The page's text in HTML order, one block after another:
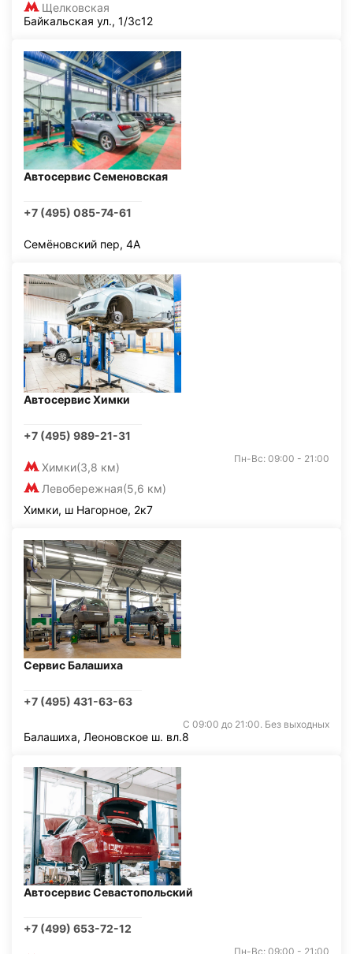
Щелковская
Байкальская ул., 1/3с12
Автосервис Семеновская
+7 (495) 085-74-61
Семёновский пер, 4А
Автосервис Химки
+7 (495) 989-21-31
Химки(3,8 км)
Левобережная(5,6 км)
Пн-Вс: 09:00 - 21:00
Химки, ш Нагорное, 2к7
Сервис Балашиха
+7 (495) 431-63-63
С 09:00 до 21:00. Без выходных
Балашиха, Леоновское ш. вл.8
Автосервис Севастопольский
+7 (499) 653-72-12
Пн-Вс: 09:00 - 21:00